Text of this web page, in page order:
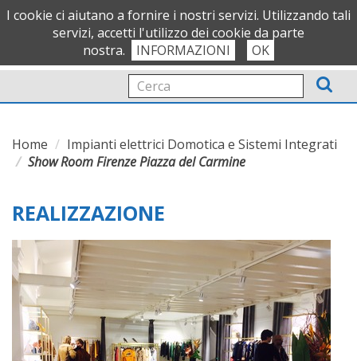
OFFICIAL PARTNER
Home
Impianti elettrici Domotica e Sistemi Integrati
Show Room Firenze Piazza del Carmine
REALIZZAZIONE
I cookie ci aiutano a fornire i nostri servizi. Utilizzando tali
servizi, accetti l'utilizzo dei cookie da parte
nostra.
INFORMAZIONI OK